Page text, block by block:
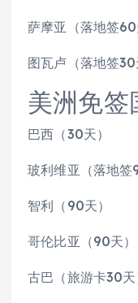
萨摩亚（落地签60
图瓦卢（落地签30
美洲免签
巴西（30天）
玻利维亚（落地签
智利（90天）
哥伦比亚（90天）
古巴（旅游卡30天